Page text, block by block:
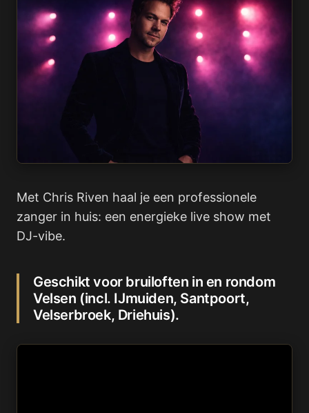
Met Chris Riven haal je een professionele
zanger in huis: een energieke live show met
DJ-vibe.
Geschikt voor bruiloften in en rondom
Velsen (incl. IJmuiden, Santpoort,
Velserbroek, Driehuis).